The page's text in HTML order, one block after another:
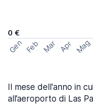
0 €
Gen Feb Mar Apr Mag
Il mese dell'anno in
all’aeroporto di Las